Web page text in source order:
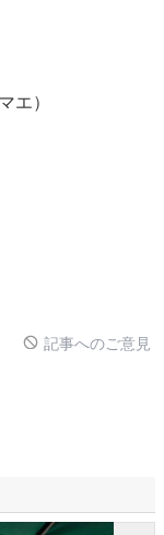
エ）
記事へのご意見